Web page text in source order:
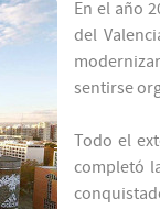
En el año
del
sentirse
Todo el
completó